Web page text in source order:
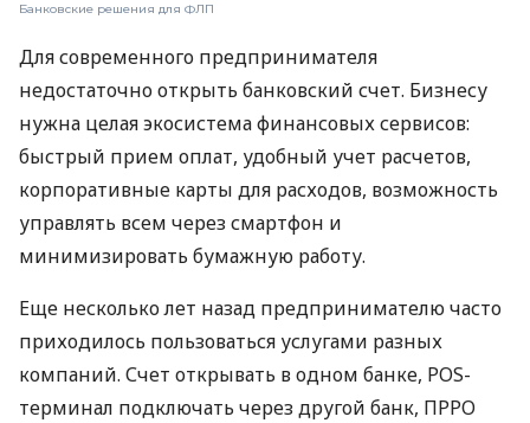
Банковские решения для ФЛП
Для современного предпринимателя
недостаточно открыть банковский счет. Бизнесу
нужна целая экосистема финансовых сервисов:
быстрый прием оплат, удобный учет расчетов,
корпоративные карты для расходов, возможность
управлять всем через смартфон и
минимизировать бумажную работу.
Еще несколько лет назад предпринимателю часто
приходилось пользоваться услугами разных
компаний. Счет открывать в одном банке, POS-
терминал подключать через другой банк, ПРРО